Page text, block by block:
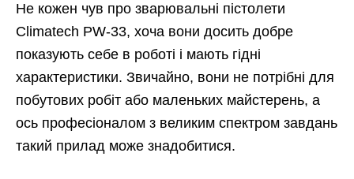
Не кожен чув про зварювальні пістолети
Climatech PW-33, хоча вони досить добре
показують себе в роботі і мають гідні
характеристики. Звичайно, вони не потрібні для
побутових робіт або маленьких майстерень, а
ось професіоналом з великим спектром завдань
такий прилад може знадобитися.